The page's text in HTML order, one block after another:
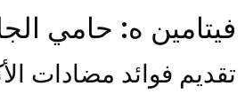
ه: حامي
فوائد مضادات